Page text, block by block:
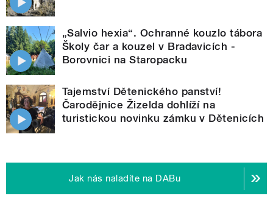
„Salvio hexia“. Ochranné kouzlo tábora
Školy čar a kouzel v Bradavicích -
Borovnici na Staropacku
Tajemství Dětenického panství!
Čarodějnice Žizelda dohlíží na
turistickou novinku zámku v Dětenicích
Jak nás naladíte na DABu